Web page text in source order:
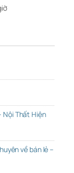
Nội Thất Hiện
về bán lẻ –